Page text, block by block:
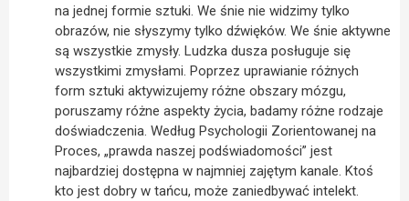
na jednej formie sztuki. We śnie nie widzimy tylko
obrazów, nie słyszymy tylko dźwięków. We śnie aktywne
są wszystkie zmysły. Ludzka dusza posługuje się
wszystkimi zmysłami. Poprzez uprawianie różnych
form sztuki aktywizujemy różne obszary mózgu,
poruszamy różne aspekty życia, badamy różne rodzaje
doświadczenia. Według Psychologii Zorientowanej na
Proces, „prawda naszej podświadomości” jest
najbardziej dostępna w najmniej zajętym kanale. Ktoś
kto jest dobry w tańcu, może zaniedbywać intelekt.